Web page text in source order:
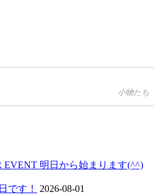
小物たち
EVENT 明日から始まります(^^)
です！
2026-08-01